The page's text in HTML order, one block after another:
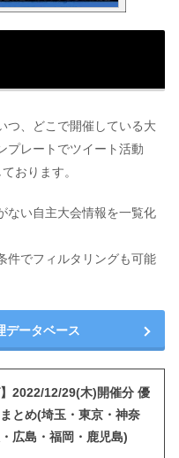
つ、どこで開催している大
プレートでツイート活動
おります。
ない自主大会情報を一覧化
件でフィルタリングも可能
データベース
】2022/12/29(木)開催分 優
とめ(埼玉・東京・神奈
広島・福岡・鹿児島)